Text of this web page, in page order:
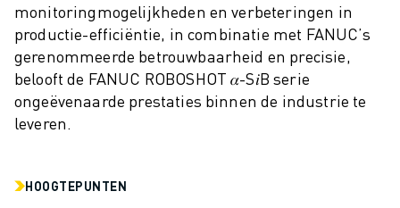
ALLE INDUSTRIEËN
LUCHTVAART
AUTOMOTIVE
ELEKTRISCHE VOERTUIGEN
ELEKTRONICA
FOOD & BEVERAGE
monitoringmogelijkheden en verbeteringen in
productie-efficiëntie, in combinatie met FANUC’s
gerenommeerde betrouwbaarheid en precisie,
belooft de FANUC ROBOSHOT 𝛼-S𝑖B serie
ongeëvenaarde prestaties binnen de industrie te
leveren.
HOOGTEPUNTEN